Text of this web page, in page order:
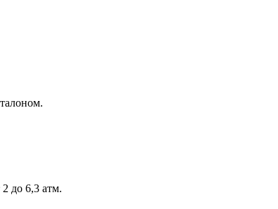
до 6,3 атм.